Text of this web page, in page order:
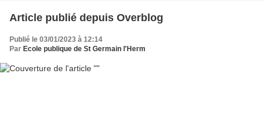
Article publié depuis Overblog
Publié le 03/01/2023 à 12:14
Par Ecole publique de St Germain l'Herm